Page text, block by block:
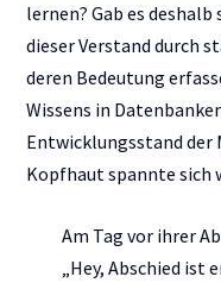
lernen? Gab es
dieser Verstand durch
deren Bedeutung
Wissens in
Entwicklungsstand der
Kopfhaut spannte sich
Am Tag vor ihrer
„Hey, Abschied ist